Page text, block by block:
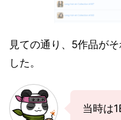
見ての通り、5作品が
した。
当時は